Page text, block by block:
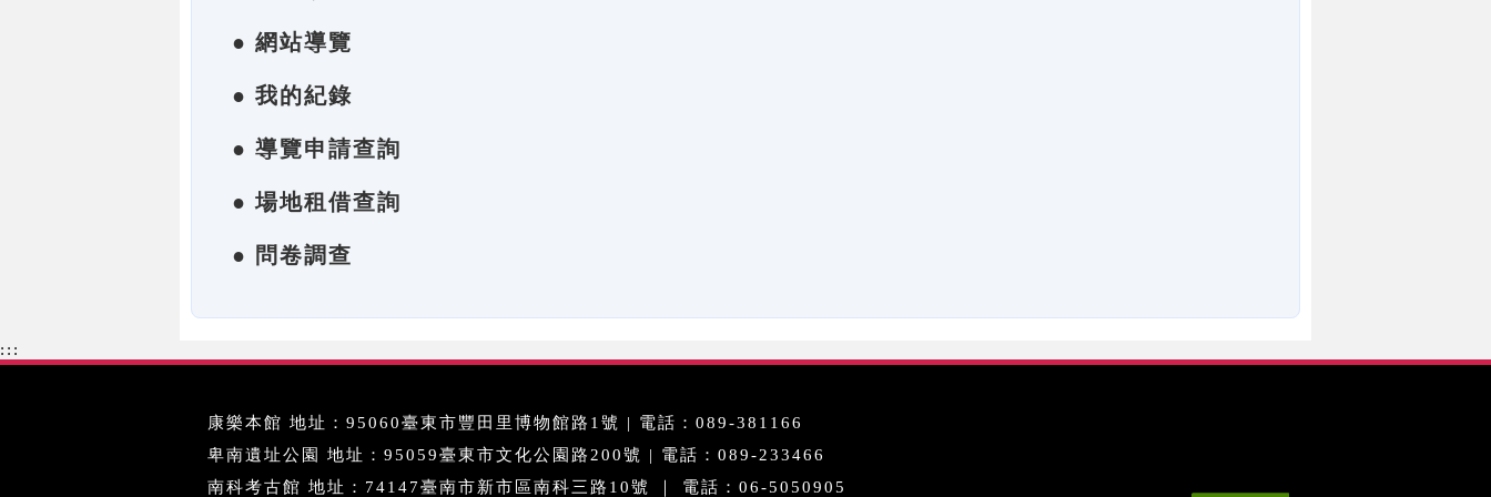
● 網站導覽
● 我的紀錄
● 導覽申請查詢
● 場地租借查詢
● 問卷調查
:::
康樂本館 地址：95060臺東市豐田里博物館路1號 | 電話：089-381166
卑南遺址公園 地址：95059臺東市文化公園路200號 | 電話：089-233466
南科考古館 地址：74147臺南市新市區南科三路10號 ｜ 電話：06-5050905